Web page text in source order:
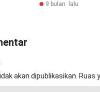
9 bulan lalu
akan dipublikasikan. Ruas